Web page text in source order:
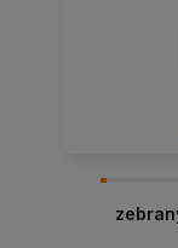
jakość
teraz